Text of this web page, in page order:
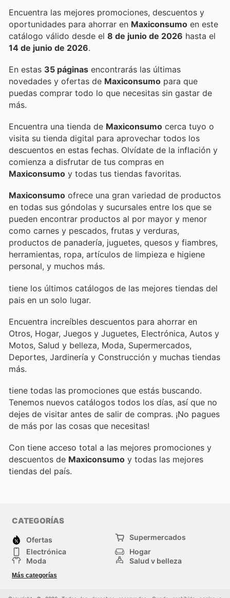
Encuentra las mejores promociones, descuentos y
oportunidades para ahorrar en Maxiconsumo en este
catálogo válido desde el 8 de junio de 2026 hasta el
14 de junio de 2026.
En estas 35 páginas encontrarás las últimas
novedades y ofertas de Maxiconsumo para que
puedas comprar todo lo que necesitas sin gastar de
más.
Encuentra una tienda de Maxiconsumo cerca tuyo o
visita su tienda digital para aprovechar todos los
descuentos en estas fechas. Olvídate de la inflación y
comienza a disfrutar de tus compras en
Maxiconsumo y todas tus tiendas favoritas.
Maxiconsumo ofrece una gran variedad de productos
en todas sus góndolas y sucursales entre los que se
pueden encontrar productos al por mayor y menor
como carnes y pescados, frutas y verduras,
productos de panadería, juguetes, quesos y fiambres,
herramientas, ropa, artículos de limpieza e higiene
personal, y muchos más.
tiene los últimos catálogos de las mejores tiendas del
pais en un solo lugar.
Encuentra increíbles descuentos para ahorrar en
Otros, Hogar, Juegos y Juguetes, Electrónica, Autos y
Motos, Salud y belleza, Moda, Supermercados,
Deportes, Jardinería y Construcción y muchas tiendas
más.
tiene todas las promociones que estás buscando.
Tenemos nuevos catálogos todos los días, así que no
dejes de visitar antes de salir de compras. ¡No pagues
de más por las cosas que necesitas!
Con tiene acceso total a las mejores promociones y
descuentos de Maxiconsumo y todas las mejores
tiendas del país.
CATEGORÍAS
Ofertas
Supermercados
Electrónica
Hogar
Moda
Salud y belleza
Deportes
Más categorías